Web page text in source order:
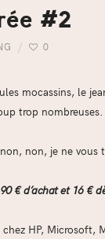
#2
0
mocassins, le
trop nombreuses.
non, je ne
€ d’achat et16 €
HP, Microsoft,